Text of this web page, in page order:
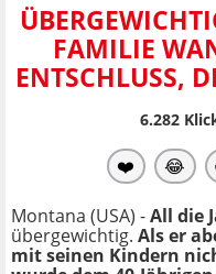
FAMILIE
ENTSCHLUSS,
6.282
❤️ 😂
Montana (USA) -All die
übergewichtig. Als er
mit seinen Kindern